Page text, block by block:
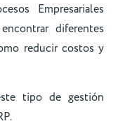
Empresariales
diferentes
reducir costos y
tipo de gestión